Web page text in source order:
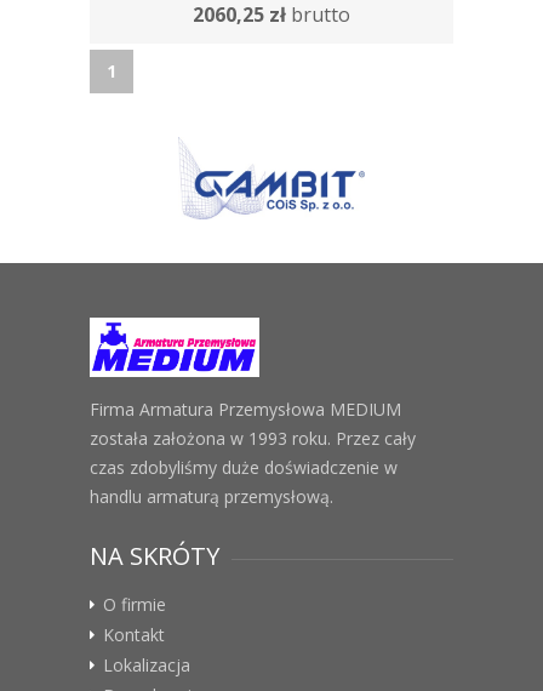
2060,25 zł brutto
1
Firma Armatura Przemysłowa MEDIUM
została założona w 1993 roku. Przez cały
czas zdobyliśmy duże doświadczenie w
handlu armaturą przemysłową.
NA SKRÓTY
O firmie
Kontakt
Lokalizacja